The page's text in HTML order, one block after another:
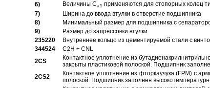
6)
Величины Ca1 применяются для стопорных колец
7)
Ширина до ввода втулки в отверстие подшипника
8)
Минимальный размер для подшипника с
9)
Размер до запрессовки втулки
235220
Внутреннее кольцо из цементируемой стали с
344524
C2H + CNL
2CS
Контактное уплотнение из
закрыты пластиковой полоской. Подшипник
2CS2
Контактное уплотнение из фторкаучука (FPM) с
полоской. Подшипник заполнен